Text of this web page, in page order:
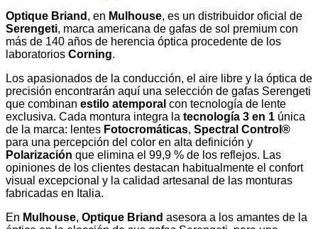
Optique Briand , en Mulhouse, es un distribuidor oficial de
Serengeti, marca americana de gafas de sol premium con
más de 140 años de herencia óptica procedente de los
laboratorios Corning.
Los apasionados de la conducción, el aire libre y la óptica de
precisión encontrarán aquí una selección de gafas Serengeti
que combinan estilo atemporal con tecnología de lente
exclusiva. Cada montura integra la tecnología 3 en 1 única
de la marca: lentes Fotocromáticas, Spectral Control®
para una percepción del color en alta definición y
Polarización que elimina el 99,9 % de los reflejos. Las
opiniones de los clientes destacan habitualmente el confort
visual excepcional y la calidad artesanal de las monturas
fabricadas en Italia.
En Mulhouse, Optique Briand asesora a los amantes de la